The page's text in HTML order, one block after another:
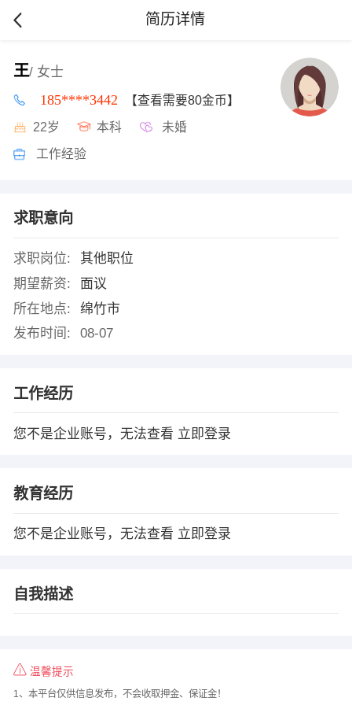
简历详情
王/ 女士
185****3442 【查看需要80金币】
22岁 本科 未婚
工作经验
求职意向
求职岗位:
其他职位
期望薪资:
面议
所在地点:
绵竹市
发布时间:
08-07
工作经历
您不是企业账号，无法查看 立即登录
教育经历
您不是企业账号，无法查看 立即登录
自我描述
温馨提示
1、本平台仅供信息发布，不会收取押金、保证金！